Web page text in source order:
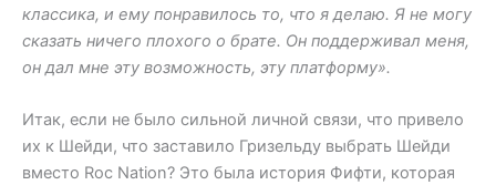
классика, и ему понравилось то, что я делаю. Я не могу
сказать ничего плохого о брате. Он поддерживал меня,
он дал мне эту возможность, эту платформу».
Итак, если не было сильной личной связи, что привело
их к Шейди, что заставило Гризельду выбрать Шейди
вместо Roc Nation? Это была история Фифти, которая